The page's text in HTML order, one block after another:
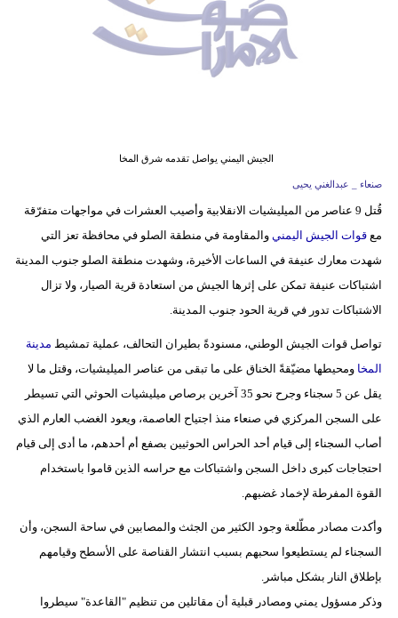
علوم
وتكنولوجيا
أبراج
فيديو
سيارات
الجيش اليمني يواصل تقدمه شرق المخا
صنعاء _ عبدالغني يحيى
قُتل 9 عناصر من الميليشيات الانقلابية وأصيب العشرات في مواجهات متفرّقة
معقوات الجيش اليمني والمقاومة في منطقة الصلو في محافظة تعز التي
شهدت معارك عنيفة في الساعات الأخيرة، وشهدت منطقة الصلو جنوب المدينة
اشتباكات عنيفة تمكن على إثرها الجيش من استعادة قرية الصيار، ولا تزال
الاشتباكات تدور في قرية الحود جنوب المدينة.
تواصل قوات الجيش الوطني، مسنودةً بطيران التحالف، عملية تمشيط مدينة
المخاومحيطها مضيّقةً الخناق على ما تبقى من عناصر الميليشيات، وقتل ما لا
يقل عن 5 سجناء وجرح نحو 35 آخرين برصاص ميليشيات الحوثي التي تسيطر
على السجن المركزي في صنعاء منذ اجتياح العاصمة، ويعود الغضب العارم الذي
أصاب السجناء إلى قيام أحد الحراس الحوثيين بصفع أم أحدهم، ما أدى إلى قيام
احتجاجات كبرى داخل السجن واشتباكات مع حراسه الذين قاموا باستخدام
القوة المفرطة لإخماد غضبهم.
وأكدت مصادر مطّلعة وجود الكثير من الجثث والمصابين في ساحة السجن، وأن
السجناء لم يستطيعوا سحبهم بسبب انتشار القناصة على الأسطح وقيامهم
بإطلاق النار بشكل مباشر.
وذكر مسؤول يمني ومصادر قبلية أن مقاتلين من تنظيم "القاعدة" سيطروا